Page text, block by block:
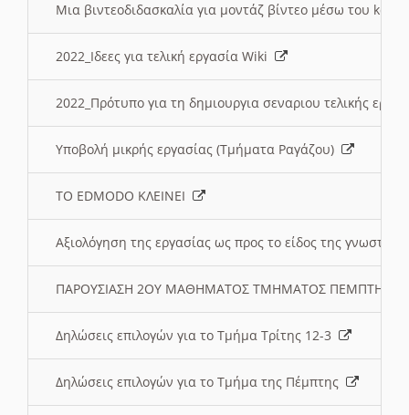
Μια βιντεοδιδασκαλία για μοντάζ βίντεο μέσω του
2022_Ιδεες για τελική εργασία Wiki
2022_Πρότυπο για τη δημιουργια σεναριου τελικής
Υποβολή μικρής εργασίας (Τμήματα Ραγάζου)
ΤΟ EDMODO ΚΛΕΙΝΕΙ
Αξιολόγηση της εργασίας ως προς το είδος της
ΠΑΡΟΥΣΙΑΣΗ 2ΟΥ ΜΑΘΗΜΑΤΟΣ ΤΜΗΜΑΤΟΣ
Δηλώσεις επιλογών για το Τμήμα Τρίτης 12-3
Δηλώσεις επιλογών για το Τμήμα της Πέμπτης